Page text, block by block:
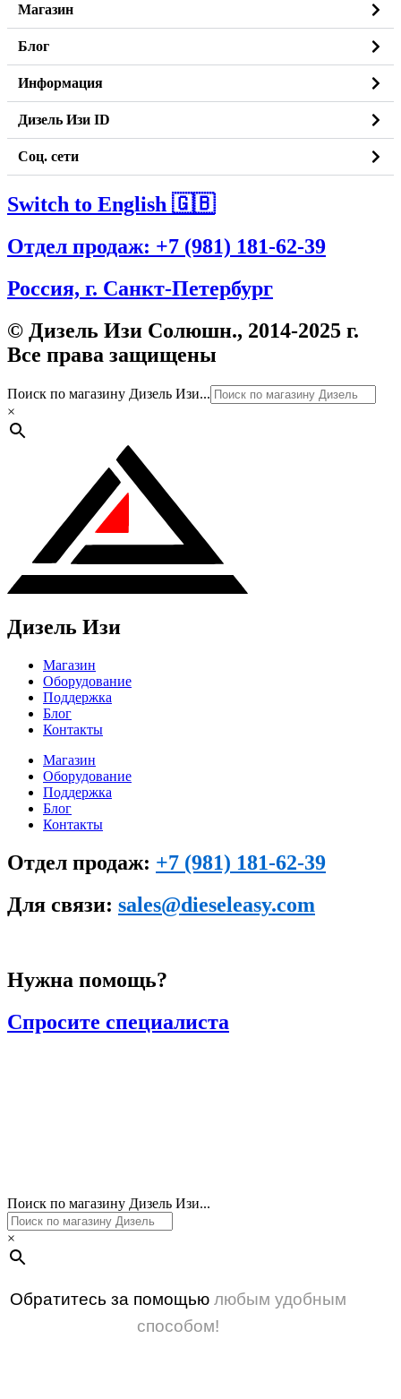
Магазин
Блог
Информация
Дизель Изи ID
Соц. сети
Switch to English 🇬🇧
Отдел продаж: +7 (981) 181-62-39
Россия, г. Санкт-Петербург
© Дизель Изи Солюшн., 2014-2025 г.
Все права защищены
Поиск по магазину Дизель Изи...
×
Дизель Изи
Магазин
Оборудование
Поддержка
Блог
Контакты
Магазин
Оборудование
Поддержка
Блог
Контакты
Отдел продаж: +7 (981) 181-62-39
Для связи: sales@dieseleasy.com
Нужна помощь?
Спросите специалиста
Поиск по магазину Дизель Изи...
×
Обратитесь за помощью любым удобным
способом!